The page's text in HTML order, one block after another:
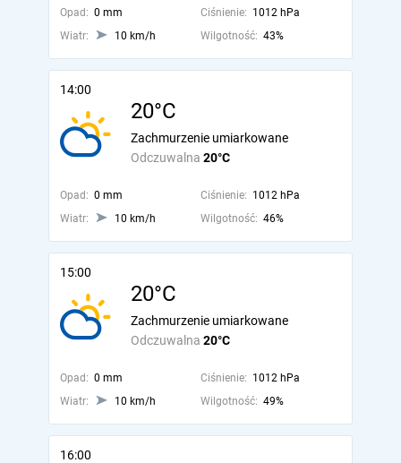
Opad: 0 mm Ciśnienie: 1012 hPa
Wiatr:
10 km/h Wilgotność: 43%
14:00
20°C
Odczuwalna 20°C
Zachmurzenie umiarkowane
Opad: 0 mm Ciśnienie: 1012 hPa
Wiatr:
10 km/h Wilgotność: 46%
15:00
20°C
Odczuwalna 20°C
Zachmurzenie umiarkowane
Opad: 0 mm Ciśnienie: 1012 hPa
Wiatr:
10 km/h Wilgotność: 49%
16:00